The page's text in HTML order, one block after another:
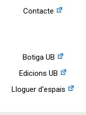
Contacte
Botiga UB
Edicions UB
Lloguer d'espais